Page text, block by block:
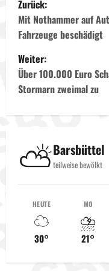
e
i
t
r
g
Zurück:
Mit Nothammer auf
Fahrzeuge beschädigt
Weiter:
Über 100.000 Euro
Stormarn zweimal zu
⛅Barsbüttel
teilweise bewölkt
HEUTE
☁️
30°
MO
⛈️
21°